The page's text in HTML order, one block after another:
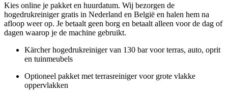
Kies online je pakket en huurdatum. Wij bezorgen de
hogedrukreiniger gratis in Nederland en België en halen hem na
afloop weer op. Je betaalt geen borg en betaalt alleen voor de dag of
dagen waarop je de machine gebruikt.
Kärcher hogedrukreiniger van 130 bar voor terras, auto, oprit
en tuinmeubels
Optioneel pakket met terrasreiniger voor grote vlakke
oppervlakken